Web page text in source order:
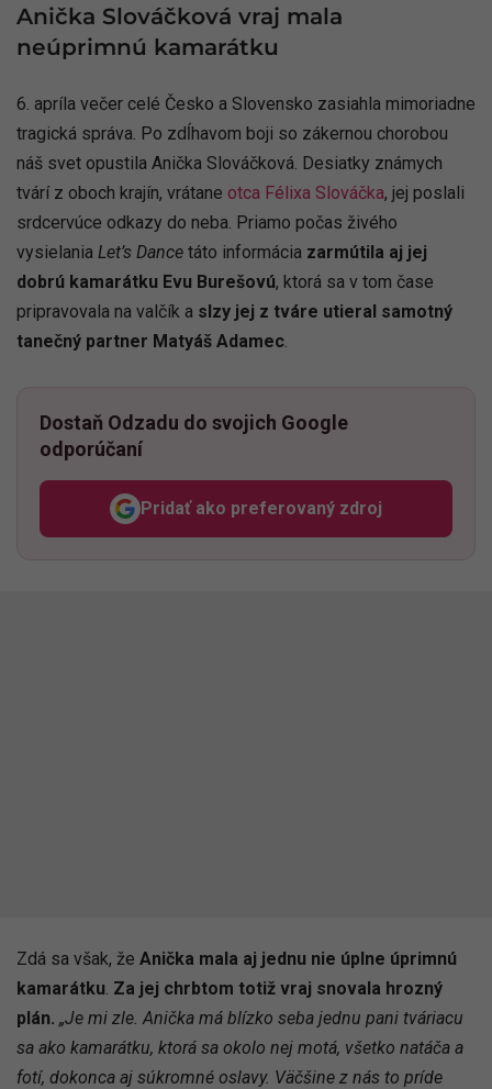
Anička Slováčková vraj mala
neúprimnú kamarátku
6. apríla večer celé Česko a Slovensko zasiahla mimoriadne
tragická správa. Po zdĺhavom boji so zákernou chorobou
náš svet opustila Anička Slováčková. Desiatky známych
tvárí z oboch krajín, vrátane otca Félixa Slováčka, jej poslali
srdcervúce odkazy do neba. Priamo počas živého
vysielania Let’s Dance táto informácia zarmútila aj jej
dobrú kamarátku Evu Burešovú, ktorá sa v tom čase
pripravovala na valčík a slzy jej z tváre utieral samotný
tanečný partner Matyáš Adamec
Dostaň Odzadu do svojich Google
odporúčaní
Pridať ako preferovaný zdroj
Odzadu, odkaz sa otvorí v
Zdá sa však, že Anička mala aj jednu nie úplne úprimnú
kamarátku. Za jej chrbtom totiž vraj snovala hrozný
plán. „Je mi zle. Anička má blízko seba jednu pani tváriacu
sa ako kamarátku, ktorá sa okolo nej motá, všetko natáča a
fotí, dokonca aj súkromné oslavy. Väčšine z nás to príde